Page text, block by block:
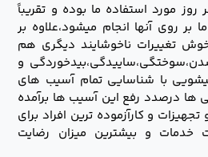
مورد استفاده ما بوده و تقریباً
بر روی آنها انجام میشود،علاوه بر
تغییرات ناخوشایند دیگری هم
و
با شناسایی تمام آسیب های
ها درصدد رفع این آسیب ها برآمده
و کارآزموده ترین افراد برای
خدمات و بیشترین میزان رضایت